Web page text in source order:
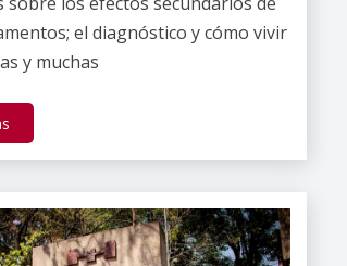
el diagnóstico y cómo vivir
y muchas